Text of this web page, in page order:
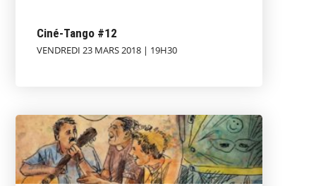
Ciné-Tango #12
VENDREDI 23 MARS 2018 | 19H30